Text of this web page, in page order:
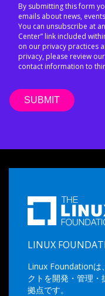
By submitting this form
emails about news,
You can unsubscribe at
Center” link included
on our privacy practices
privacy, please review our
contact information to
LINUX
Linux Foundationは
クトを開発・管理
拠点です。